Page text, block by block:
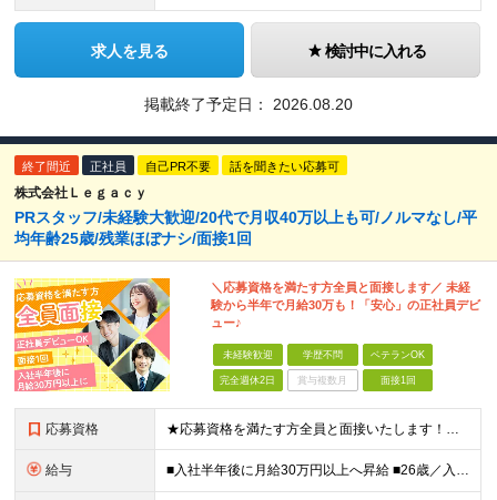
求人を見る 検討中に入れる
掲載終了予定日： 2026.08.20
終了間近 正社員 自己PR不要 話を聞きたい応募可
株式会社Ｌｅｇａｃｙ
PRスタッフ/未経験大歓迎/20代で月収40万以上も可/ノルマなし/平
均年齢25歳/残業ほぼナシ/面接1回
＼応募資格を満たす方全員と面接します／ 未経
験から半年で月給30万も！「安心」の正社員デビ
ュー♪
未経験歓迎 学歴不問 ベテランOK
完全週休2日 賞与複数月 面接1回
応募資格 ★応募資格を満たす方全員と面接いたします！お気軽にご応募を★ ■完全未経験OK！フリーターの方も歓迎 ■第二新卒・正社員デビューOK ■学歴不問 ━━━━━━━━━━━━ ▼こんな方をお待ちして
給与 ■入社半年後に月給30万円以上へ昇給 ■26歳／入社4年目で年収800万円の実績あり 月給24万円～＋各種手当＋賞与 ＜固定給UPで還元＞ 目先の報酬ではなく、継続的な成長を評価したい。 そんな想